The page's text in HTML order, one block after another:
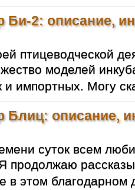
Би-2: описание,
птицеводческой
моделей
и импортных. Могу
Блиц: описание,
суток всем
продолжаю
в этом